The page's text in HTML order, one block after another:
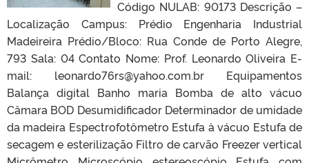
Código NULAB: 90173 Descrição –
Localização Campus: Prédio Engenharia Industrial
Madeireira Prédio/Bloco: Rua Conde de Porto Alegre,
793 Sala: 04 Contato Nome: Prof. Leonardo Oliveira E-
mail: leonardo76rs@yahoo.com.br Equipamentos
Balança digital Banho maria Bomba de alto vácuo
Câmara BOD Desumidificador Determinador de umidade
da madeira Espectrofotômetro Estufa à vácuo Estufa de
secagem e esterilização Filtro de carvão Freezer vertical